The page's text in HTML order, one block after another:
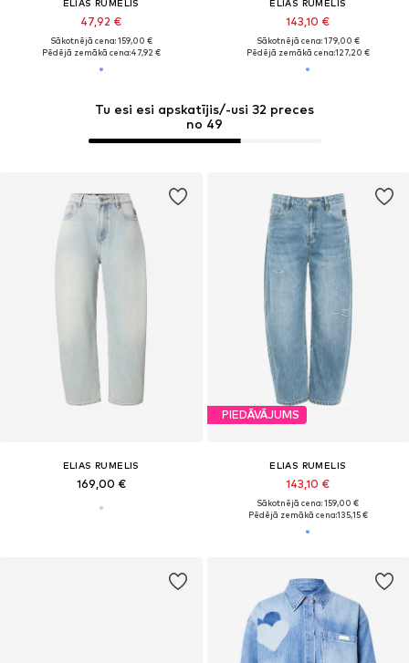
Tu esi esi apskatījis/-usi 32 preces
no 49
ELIAS RUMELIS
47,92 €
Sākotnējā cena: 159,00 €
Pēdējā zemākā cena:47,92 €
ELIAS RUMELIS
143,10 €
Sākotnējā cena: 179,00 €
Pēdējā zemākā cena:127,20 €
ELIAS RUMELIS
169,00 €
PIEDĀVĀJUMS
ELIAS RUMELIS
143,10 €
Sākotnējā cena: 159,00 €
Pēdējā zemākā cena:135,15 €